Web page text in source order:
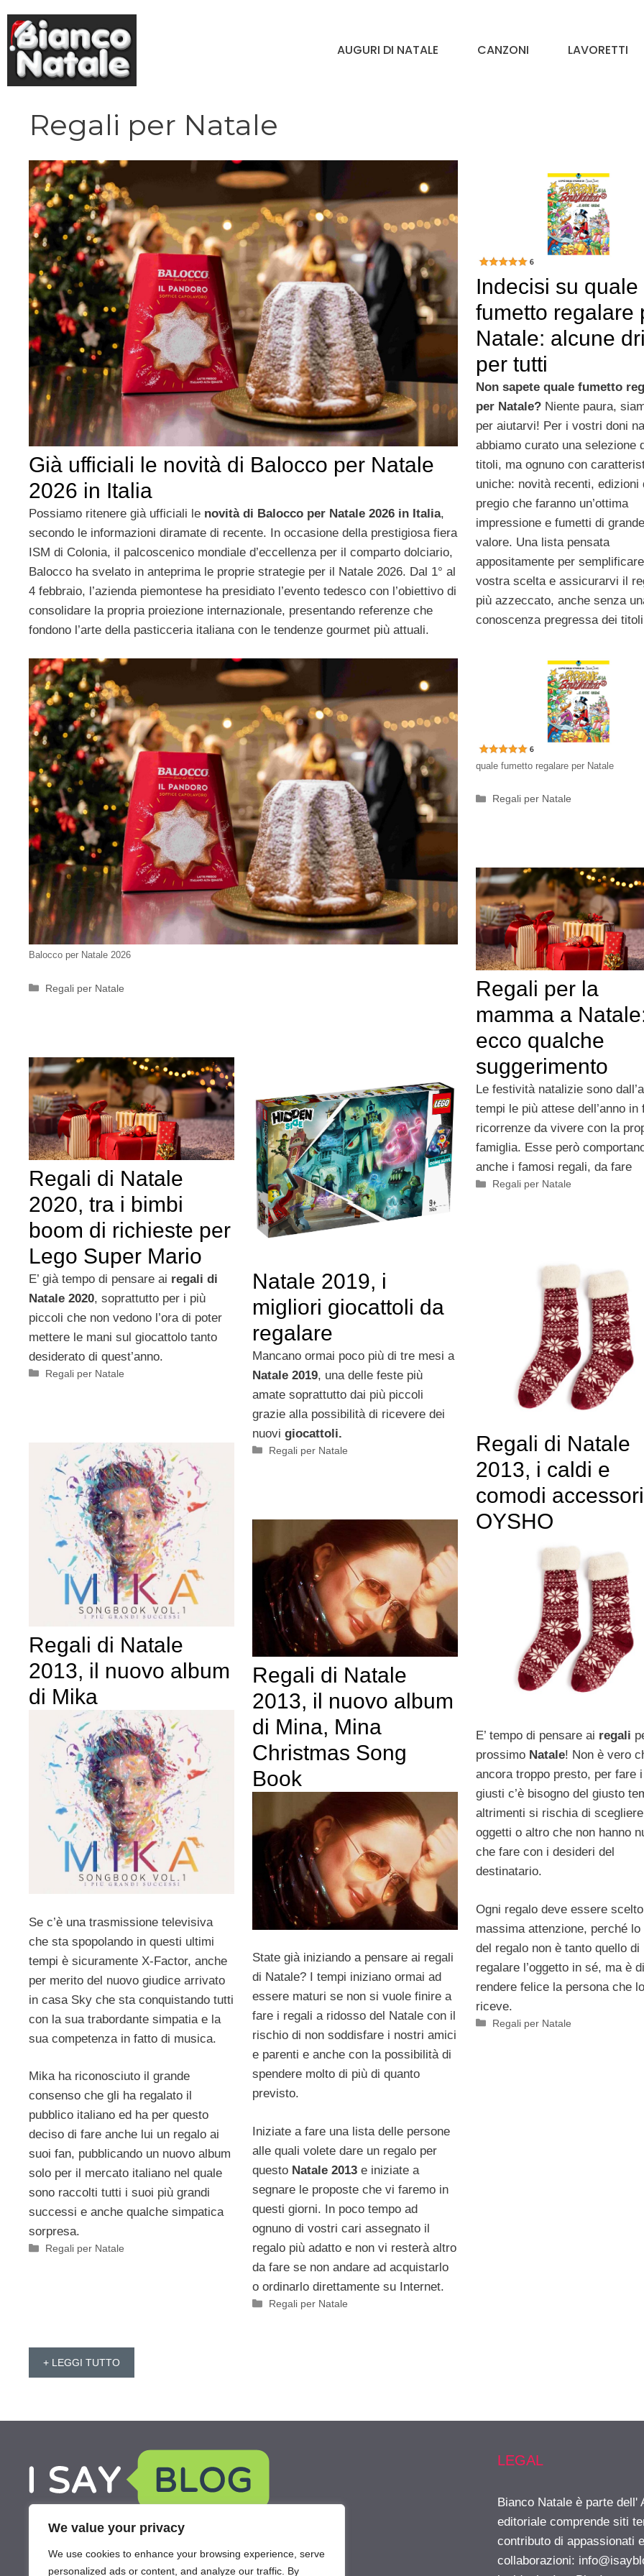
We value your privacy
We use cookies to enhance your browsing experience, serve
personalized ads or content, and analyze our traffic. By
contenuto
AUGURI DI NATALE CANZONI LAVORETTI
Regali per Natale
Già ufficiali le novità di Balocco per Natale
2026 in Italia
Possiamo ritenere già ufficiali le novità di Balocco per Natale 2026 in Italia,
secondo le informazioni diramate di recente. In occasione della prestigiosa fiera
ISM di Colonia, il palcoscenico mondiale d’eccellenza per il comparto dolciario,
Balocco ha svelato in anteprima le proprie strategie per il Natale 2026. Dal 1° al
4 febbraio, l’azienda piemontese ha presidiato l’evento tedesco con l’obiettivo di
consolidare la propria proiezione internazionale, presentando referenze che
fondono l’arte della pasticceria italiana con le tendenze gourmet più attuali.
Balocco per Natale 2026
Categorie
Regali per Natale
Indecisi su quale
fumetto regalare
Natale: alcune
per tutti
Non sapete quale fumetto
per Natale?Niente paura,
per aiutarvi! Per i vostri doni
abbiamo curato una selezione
titoli, ma ognuno con
uniche: novità recenti, edizioni
pregio che faranno un’ottima
impressione e fumetti di grande
valore. Una lista pensata
appositamente per
vostra scelta e assicurarvi il
più azzeccato, anche senza
conoscenza pregressa dei
quale fumetto regalare per Natale
Categorie
Regali per Natale
Regali per la
mamma a
ecco qualche
suggerimento
Le festività natalizie sono
tempi le più attese dell’anno in
ricorrenze da vivere con la
famiglia. Esse però
anche i famosi regali, da fare
Categorie
Regali per Natale
Regali di Natale
2020, tra i bimbi
boom di richieste per
Lego Super Mario
E’ già tempo di pensare ai regali di
Natale 2020, soprattutto per i più
piccoli che non vedono l’ora di poter
mettere le mani sul giocattolo tanto
desiderato di quest’anno.
Categorie
Regali per Natale
Natale 2019, i
migliori giocattoli da
regalare
Mancano ormai poco più di tre mesi a
Natale 2019, una delle feste più
amate soprattutto dai più piccoli
grazie alla possibilità di ricevere dei
nuovi giocattoli.
Categorie
Regali per Natale
Regali di Natale
2013, i caldi e
comodi
OYSHO
E’ tempo di pensare ai regali
prossimo Natale! Non è vero
ancora troppo presto, per fare
giusti c’è bisogno del giusto
altrimenti si rischia di scegliere
oggetti o altro che non hanno
che fare con i desideri del
destinatario.
Ogni regalo deve essere
massima attenzione, perché lo
del regalo non è tanto quello di
regalare l’oggetto in sé, ma è di
rendere felice la persona che lo
riceve.
Categorie
Regali per Natale
Regali di Natale
2013, il nuovo album
di Mika
Se c’è una trasmissione televisiva
che sta spopolando in questi ultimi
tempi è sicuramente X-Factor, anche
per merito del nuovo giudice arrivato
in casa Sky che sta conquistando tutti
con la sua trabordante simpatia e la
sua competenza in fatto di musica.
Mika ha riconosciuto il grande
consenso che gli ha regalato il
pubblico italiano ed ha per questo
deciso di fare anche lui un regalo ai
suoi fan, pubblicando un nuovo album
solo per il mercato italiano nel quale
sono raccolti tutti i suoi più grandi
successi e anche qualche simpatica
sorpresa.
Categorie
Regali per Natale
Regali di Natale
2013, il nuovo album
di Mina, Mina
Christmas Song
Book
State già iniziando a pensare ai regali
di Natale? I tempi iniziano ormai ad
essere maturi se non si vuole finire a
fare i regali a ridosso del Natale con il
rischio di non soddisfare i nostri amici
e parenti e anche con la possibilità di
spendere molto di più di quanto
previsto.
Iniziate a fare una lista delle persone
alle quali volete dare un regalo per
questo Natale 2013e iniziate a
segnare le proposte che vi faremo in
questi giorni. In poco tempo ad
ognuno di vostri cari assegnato il
regalo più adatto e non vi resterà altro
da fare se non andare ad acquistarlo
o ordinarlo direttamente su Internet.
Categorie
Regali per Natale
+ LEGGI TUTTO
LEGAL
Bianco Natale è parte dell'
editoriale comprende siti
contributo di appassionati
collaborazioni: